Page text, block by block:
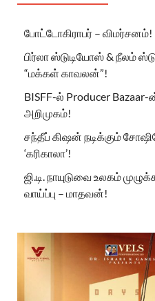
போட்டோகிராபர் – விமர்சனம்!
பிர்லா ஸ்டுடியோஸ் & நீலம்
“மக்கள் காவலன்”!
BISFF-ல் Producer Bazaar-
அறிமுகம்!
சந்தீப் கிஷன் நடிக்கும்
‘கரிகாலா’!
ஜி.டி. நாயுடுவை உலகம்
வாய்ப்பு – மாதவன்!